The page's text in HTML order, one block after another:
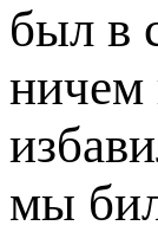
ыл в
ничем
мы